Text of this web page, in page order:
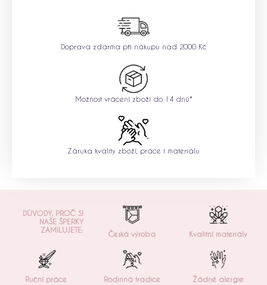
Doprava zdarma při nákupu nad 2000 Kč
Možnost vrácení zboží do 14 dnů*
Záruka kvality zboží, práce i materiálu
DŮVODY, PROČ SI
NAŠE ŠPERKY
ZAMILUJETE:
Česká výroba Kvalitní materiály
Ruční práce Rodinná tradice Žádné alergie